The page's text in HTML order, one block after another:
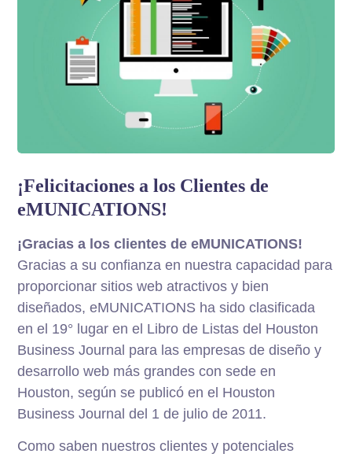
¡Felicitaciones a los Clientes de
eMUNICATIONS!
¡Gracias a los clientes de eMUNICATIONS!
Gracias a su confianza en nuestra capacidad para
proporcionar sitios web atractivos y bien
diseñados, eMUNICATIONS ha sido clasificada
en el 19° lugar en el Libro de Listas del Houston
Business Journal para las empresas de diseño y
desarrollo web más grandes con sede en
Houston, según se publicó en el Houston
Business Journal del 1 de julio de 2011.
Como saben nuestros clientes y potenciales